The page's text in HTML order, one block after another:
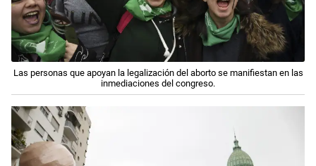
Las personas que apoyan la legalización del aborto se manifiestan en las
inmediaciones del congreso.